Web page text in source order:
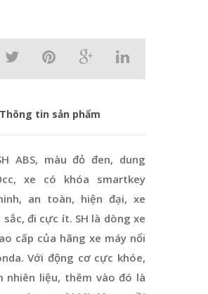
Thông tin sản phẩm
ABS, màu đỏ đen, dung
xe có khóa smartkey
an toàn, hiện đại, xe
đi cực ít. SH là dòng xe
cấp của hãng xe máy nổi
Với động cơ cực khóe,
nhiên liệu, thêm vào đó là